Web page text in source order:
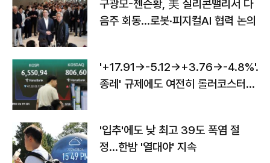
구광모-젠슨황, 美 실리콘밸리서 다
음주 회동…로봇·피지컬AI 협력 논의
'+17.91→-5.12→+3.76→-4.8%'…'
종레' 규제에도 여전히 롤러코스터
'입추'에도 낮 최고 39도 폭염 절
정…한밤 '열대야' 지속